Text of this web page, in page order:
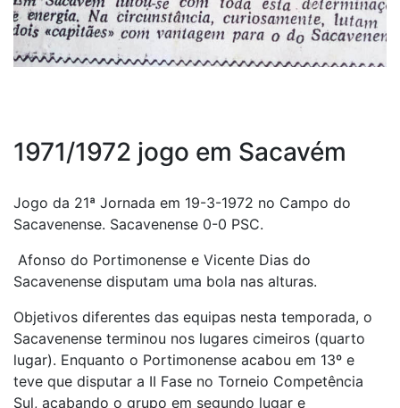
1971/1972 jogo em Sacavém
Jogo da 21ª Jornada em 19-3-1972 no Campo do
Sacavenense. Sacavenense 0-0 PSC.
Afonso do Portimonense e Vicente Dias do
Sacavenense disputam uma bola nas alturas.
Objetivos diferentes das equipas nesta temporada, o
Sacavenense terminou nos lugares cimeiros (quarto
lugar). Enquanto o Portimonense acabou em 13º e
teve que disputar a II Fase no Torneio Competência
Sul, acabando o grupo em segundo lugar e